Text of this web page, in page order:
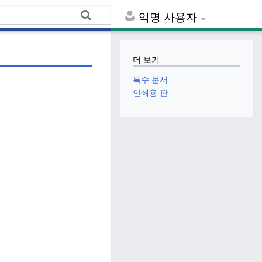
익명 사용자
더 보기
특수 문서
인쇄용 판